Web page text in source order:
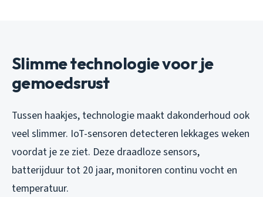
Slimme technologie voor je
gemoedsrust
Tussen haakjes, technologie maakt dakonderhoud ook
veel slimmer. IoT-sensoren detecteren lekkages weken
voordat je ze ziet. Deze draadloze sensors,
batterijduur tot 20 jaar, monitoren continu vocht en
temperatuur.